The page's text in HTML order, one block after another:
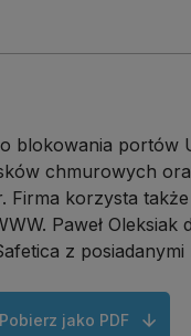
blokowania portów
chmurowych
korzysta
Paweł Oleksiak
z posiadanymi
Pobierz jako PDF